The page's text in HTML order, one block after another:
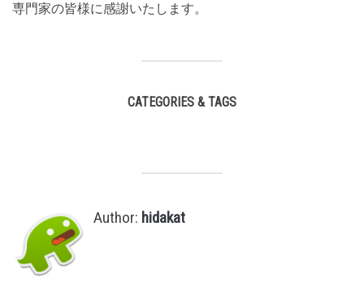
専門家の皆様に感謝いたします。
CATEGORIES & TAGS
Author: hidakat